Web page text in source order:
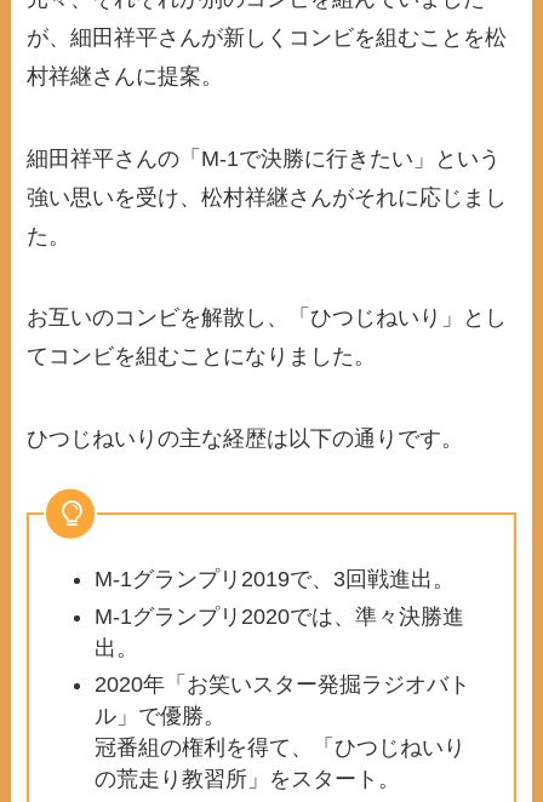
が、細田祥平さんが新しくコンビを組むことを松
村祥継さんに提案。
細田祥平さんの「M-1で決勝に行きたい」という
強い思いを受け、松村祥継さんがそれに応じまし
た。
お互いのコンビを解散し、「ひつじねいり」とし
てコンビを組むことになりました。
ひつじねいりの主な経歴は以下の通りです。
M-1グランプリ2019で、3回戦進出。
M-1グランプリ2020では、準々決勝進
出。
2020年「お笑いスター発掘ラジオバト
ル」で優勝。
冠番組の権利を得て、「ひつじねいり
の荒走り教習所」をスタート。